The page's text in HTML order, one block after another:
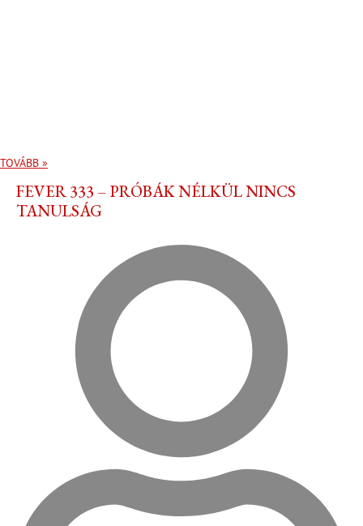
TOVÁBB »
FEVER 333 – PRÓBÁK NÉLKÜL NINCS
TANULSÁG